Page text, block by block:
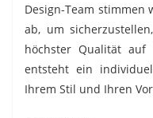
Design-Team stimmen
ab, um
höchster Qualität auf
entsteht ein
Ihrem Stil und Ihren